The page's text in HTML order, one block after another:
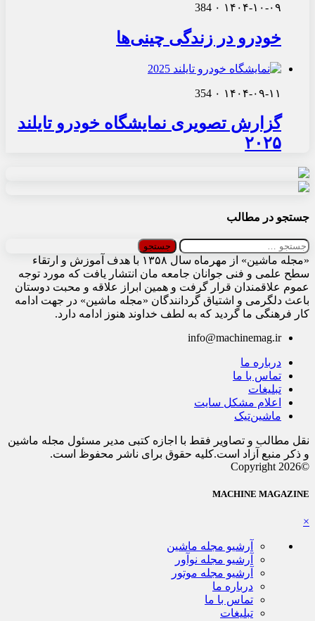
۱۴۰۴-۱۰-۰۹ ۰ 384
خودرو در زندگی چینی‌ها
۱۴۰۴-۰۹-۱۱ ۰ 354
گزارش تصویری نمایشگاه خودرو تایلند
۲۰۲۵
جستجو در مطالب
جستجو
برای:
«مجله ماشین» از مهرماه سال ۱۳۵۸ با هدف آموزش و ارتقاء
سطح علمی و فنی جوانان جامعه مان انتشار یافت که مورد توجه
عموم علاقمندان قرار گرفت و همین ابراز علاقه و محبت دوستان
باعث دلگرمی و اشتیاق گردانندگان «مجله ماشین» در جهت ادامه
کار فرهنگی ما گردید که به لطف خداوند هنوز ادامه دارد.
info@machinemag.ir
درباره ما
تماس با ما
تبلیغات
اعلام مشکل سایت
ماشین‌تیک
نقل مطالب و تصاویر فقط با اجازه کتبی مدیر مسئول مجله ماشین
و ذکر منبع آزاد است.کلیه حقوق برای ناشر محفوظ است.
©Copyright 2026
MACHINE MAGAZINE
×
آرشیو مجله ماشین
آرشیو مجله نوآور
آرشیو مجله موتور
درباره ما
تماس با ما
تبلیغات